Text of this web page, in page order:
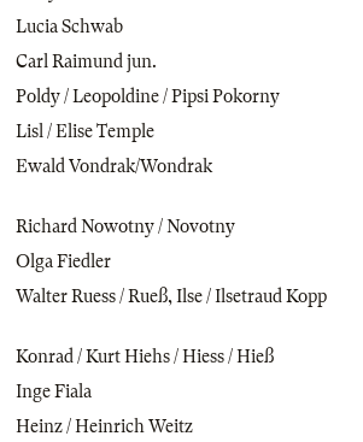
Lucia Schwab
Carl Raimund jun.
Poldy / Leopoldine / Pipsi Pokorny
Lisl / Elise Temple
Ewald Vondrak/Wondrak
Richard Nowotny / Novotny
Olga Fiedler
Walter Ruess / Rueß, Ilse / Ilsetraud Kopp
Konrad / Kurt Hiehs / Hiess / Hieß
Inge Fiala
Heinz / Heinrich Weitz